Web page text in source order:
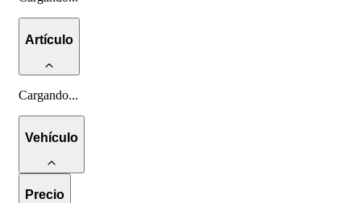
Artículo
Cargando...
Vehículo
Precio